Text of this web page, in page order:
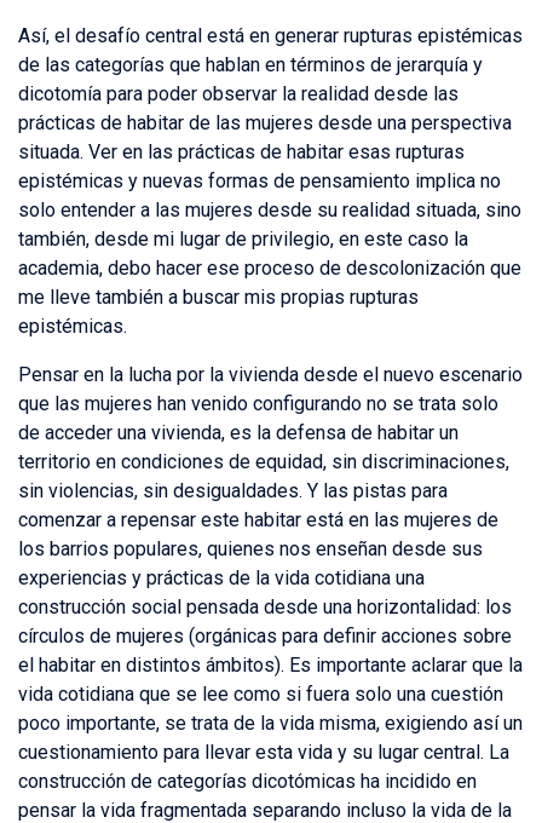
Así, el desafío central está en generar rupturas epistémicas
de las categorías que hablan en términos de jerarquía y
dicotomía para poder observar la realidad desde las
prácticas de habitar de las mujeres desde una perspectiva
situada. Ver en las prácticas de habitar esas rupturas
epistémicas y nuevas formas de pensamiento implica no
solo entender a las mujeres desde su realidad situada, sino
también, desde mi lugar de privilegio, en este caso la
academia, debo hacer ese proceso de descolonización que
me lleve también a buscar mis propias rupturas
epistémicas.
Pensar en la lucha por la vivienda desde el nuevo escenario
que las mujeres han venido configurando no se trata solo
de acceder una vivienda, es la defensa de habitar un
territorio en condiciones de equidad, sin discriminaciones,
sin violencias, sin desigualdades. Y las pistas para
comenzar a repensar este habitar está en las mujeres de
los barrios populares, quienes nos enseñan desde sus
experiencias y prácticas de la vida cotidiana una
construcción social pensada desde una horizontalidad: los
círculos de mujeres (orgánicas para definir acciones sobre
el habitar en distintos ámbitos). Es importante aclarar que la
vida cotidiana que se lee como si fuera solo una cuestión
poco importante, se trata de la vida misma, exigiendo así un
cuestionamiento para llevar esta vida y su lugar central. La
construcción de categorías dicotómicas ha incidido en
pensar la vida fragmentada separando incluso la vida de la